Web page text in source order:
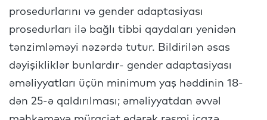
prosedurlarını və gender adaptasiyası
prosedurları ilə bağlı tibbi qaydaları yenidən
tənzimləməyi nəzərdə tutur. Bildirilən əsas
dəyişikliklər bunlardır- gender adaptasiyası
əməliyyatları üçün minimum yaş həddinin 18-
dən 25-ə qaldırılması; əməliyyatdan əvvəl